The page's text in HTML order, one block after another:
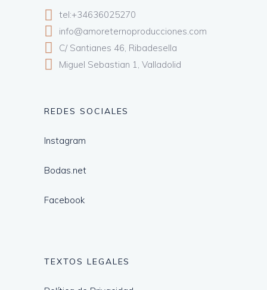
tel:+34636025270
info@amoreternoproducciones.com
C/ Santianes 46, Ribadesella
Miguel Sebastian 1, Valladolid
REDES SOCIALES
Instagram
Bodas.net
Facebook
TEXTOS LEGALES